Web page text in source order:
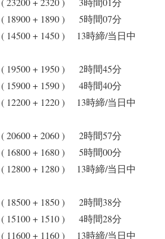
18900 + 1890 ) 5時間07分
14500 + 1450 ) 13時締/当日中
19500 + 1950 ) 2時間45分
15900 + 1590 ) 4時間40分
12200 + 1220 ) 13時締/当日中
20600 + 2060 ) 2時間57分
16800 + 1680 ) 5時間00分
12800 + 1280 ) 13時締/当日中
18500 + 1850 ) 2時間38分
15100 + 1510 ) 4時間28分
11600 + 1160 ) 13時締/当日中